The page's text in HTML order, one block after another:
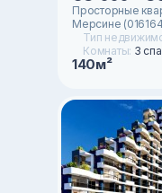
Просторные
Мерсине
Тип
Комнаты: 3
140м²